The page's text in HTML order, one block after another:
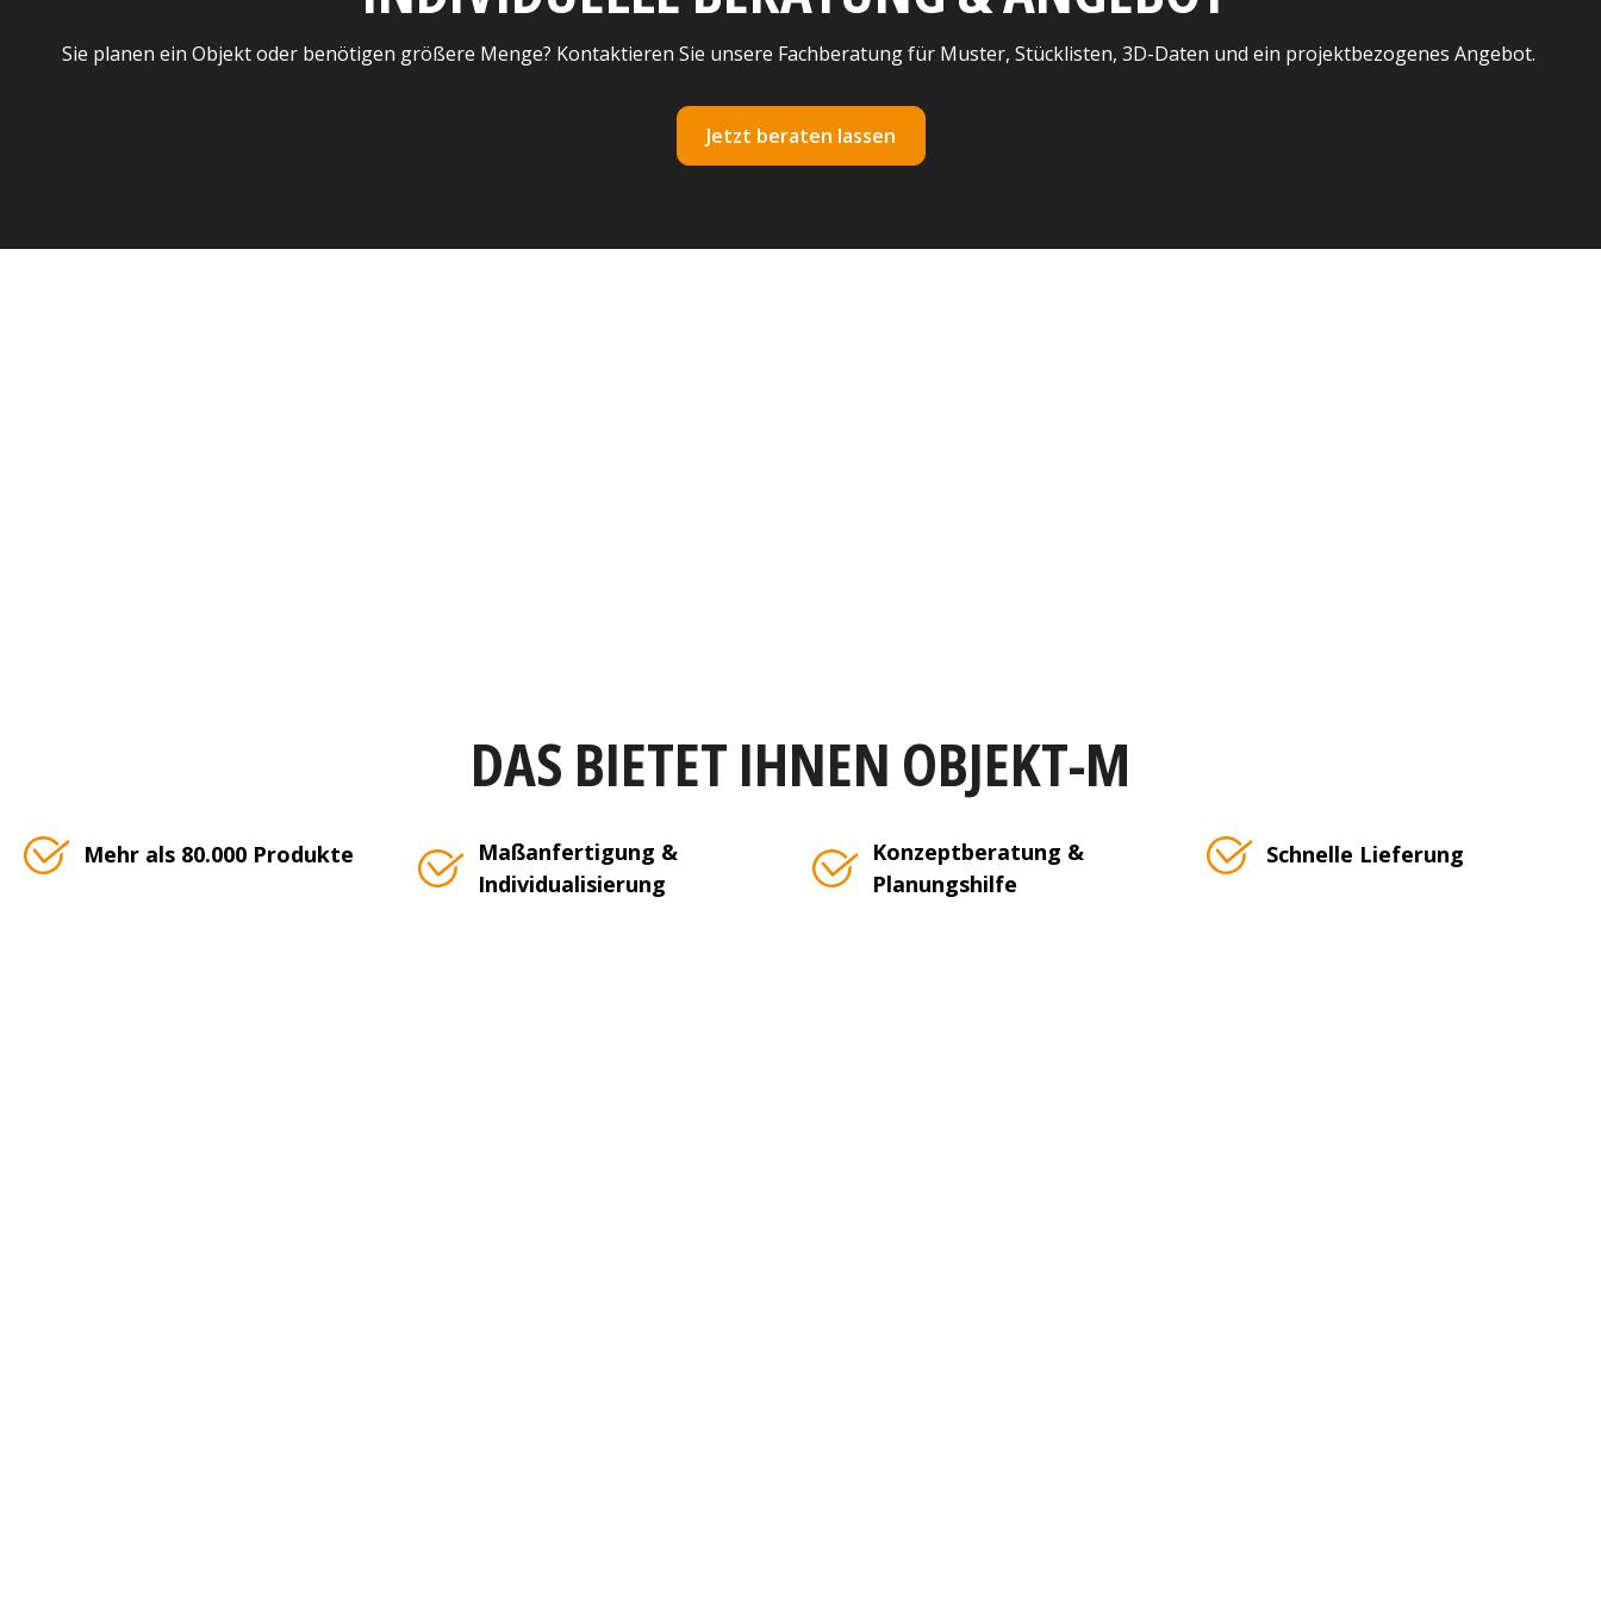
Sie planen ein Objekt oder benötigen größere Menge? Kontaktieren Sie unsere Fachberatung für Muster, Stücklisten, 3D-Daten und ein projektbezogenes Angebot.
Jetzt beraten lassen
DAS BIETET IHNEN OBJEKT-M
Mehr als 80.000 Produkte
Maßanfertigung &
Individualisierung
Konzeptberatung &
Planungshilfe
Schnelle Lieferung